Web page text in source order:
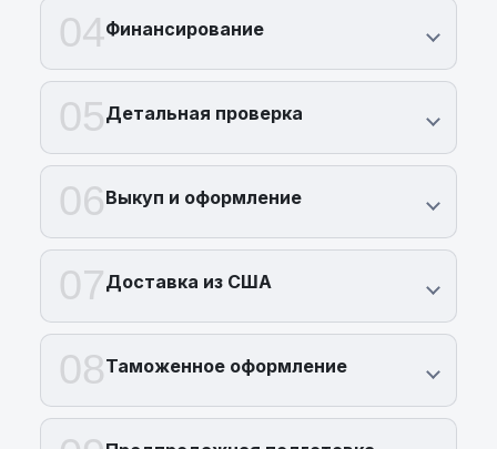
04Финансирование
05Детальная проверка
06Выкуп и оформление
07Доставка из США
08Таможенное оформление